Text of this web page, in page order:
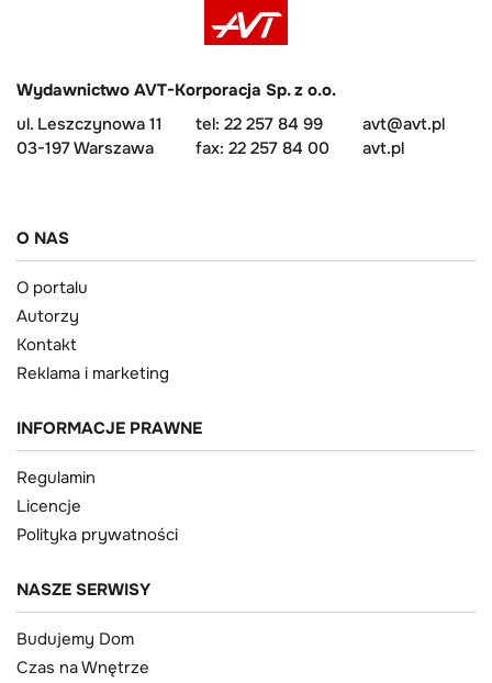
Wydawnictwo AVT-Korporacja Sp. z o.o.
ul. Leszczynowa 11
03-197 Warszawa
tel: 22 257 84 99
fax: 22 257 84 00
avt@avt.pl
avt.pl
O NAS
O portalu
Autorzy
Kontakt
Reklama i marketing
INFORMACJE PRAWNE
Regulamin
Licencje
Polityka prywatności
NASZE SERWISY
Budujemy Dom
Czas na Wnętrze